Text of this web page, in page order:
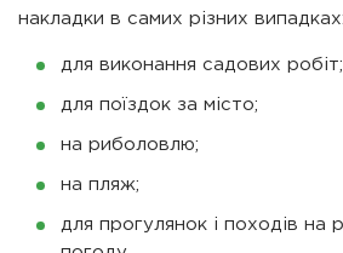
накладки в самих різних випадках:
для виконання садових
для поїздок за місто;
на риболовлю;
на пляж;
для прогулянок і походів